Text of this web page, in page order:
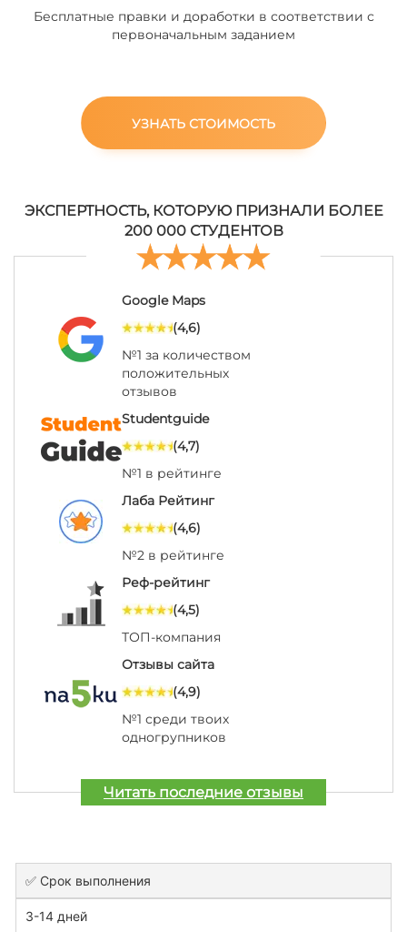
Бесплатные правки и доработки в соответствии с
первоначальным заданием
УЗНАТЬ СТОИМОСТЬ
ЭКСПЕРТНОСТЬ, КОТОРУЮ ПРИЗНАЛИ БОЛЕЕ
200 000 СТУДЕНТОВ
Google Maps
(4,6)
№1 за количеством
положительных
отзывов
Studentguide
(4,7)
№1 в рейтинге
Лаба Рейтинг
(4,6)
№2 в рейтинге
Реф-рейтинг
(4,5)
ТОП-компания
Отзывы сайта
(4,9)
№1 среди твоих
одногрупников
Читать последние отзывы
✅ Срок выполнения
3-14 дней